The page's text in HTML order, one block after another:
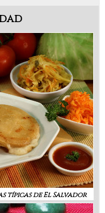
típicas de El Salvador